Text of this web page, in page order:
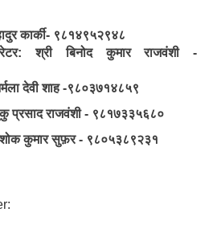
कार्की- ९८१४९५२९४८
श्री बिनोद कुमार राजवंशी -
देवी शाह -९८०३७१४८५९
प्रसाद राजवंशी - ९८१७३३५६८०
कुमार सुफ़र - ९८०५३८९२३१